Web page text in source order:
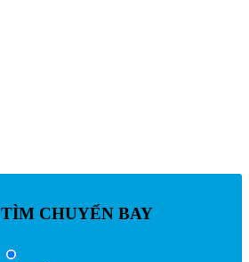
TÌM CHUYẾN BAY